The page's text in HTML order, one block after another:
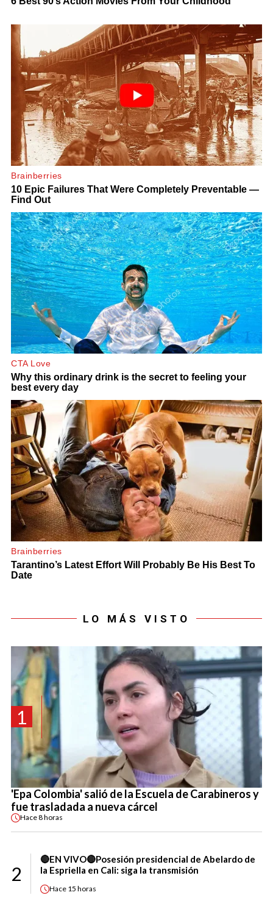
LO MÁS VISTO
1
'Epa Colombia' salió de la Escuela de Carabineros y
fue trasladada a nueva cárcel
Hace8 horas
2
🔴EN VIVO🔴Posesión presidencial de Abelardo de
la Espriella en Cali: siga la transmisión
Hace 15 horas